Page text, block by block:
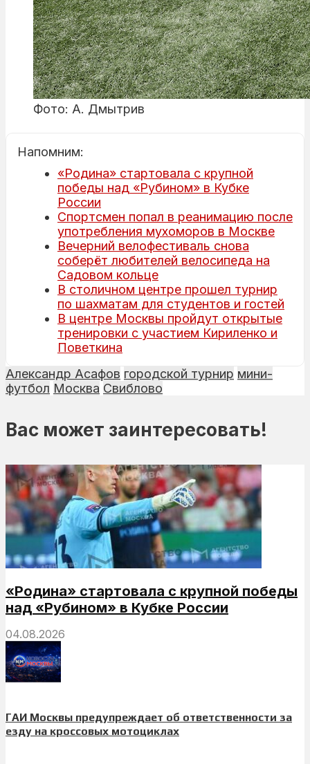
Фото: А. Дмытрив
Напомним:
«Родина» стартовала с крупной
победы над «Рубином» в Кубке
России
Спортсмен попал в реанимацию после
употребления мухоморов в Москве
Вечерний велофестиваль снова
соберёт любителей велосипеда на
Садовом кольце
В столичном центре прошел турнир
по шахматам для студентов и гостей
В центре Москвы пройдут открытые
тренировки с участием Кириленко и
Поветкина
Александр Асафов городской турнир мини-
футбол Москва Свиблово
Вас может заинтересовать!
«Родина» стартовала с крупной победы
над «Рубином» в Кубке России
04.08.2026
ГАИ Москвы предупреждает об ответственности за
езду на кроссовых мотоциклах